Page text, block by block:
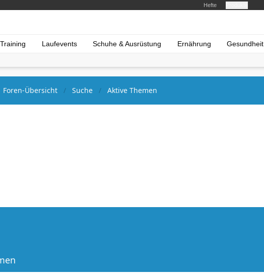
Hefte
Training Laufevents Schuhe & Ausrüstung Ernährung Gesundheit
Foren-Übersicht Suche Aktive Themen